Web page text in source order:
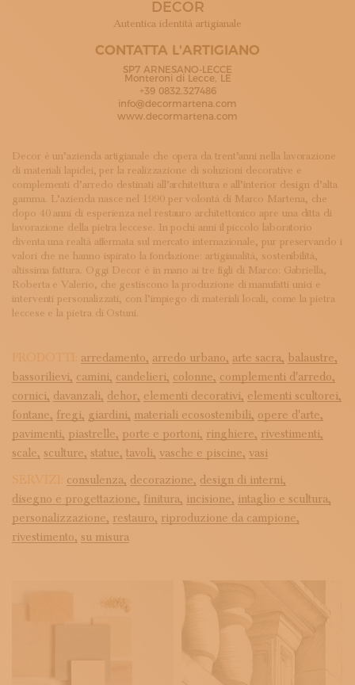
ISCRIVITI ALLA NEWSLETTER
DECOR
Autentica identità artigianale
CONTATTA L'ARTIGIANO
SP7 ARNESANO-LECCE
Monteroni di Lecce, LE
+39 0832.327486
info@decormartena.com
www.decormartena.com
Decor è un’azienda artigianale che opera da trent’anni nella lavorazione
di materiali lapidei, per la realizzazione di soluzioni decorative e
complementi d’arredo destinati all’architettura e all’interior design d’alta
gamma. L’azienda nasce nel 1990 per volontà di Marco Martena, che
dopo 40 anni di esperienza nel restauro architettonico apre una ditta di
lavorazione della pietra leccese. In pochi anni il piccolo laboratorio
diventa una realtà affermata sul mercato internazionale, pur preservando i
valori che ne hanno ispirato la fondazione: artigianalità, sostenibilità,
altissima fattura. Oggi Decor è in mano ai tre figli di Marco: Gabriella,
Roberta e Valerio, che gestiscono la produzione di manufatti unici e
interventi personalizzati, con l’impiego di materiali locali, come la pietra
leccese e la pietra di Ostuni.
PRODOTTI: arredamento, arredo urbano, arte sacra, balaustre,
bassorilievi, camini, candelieri, colonne, complementi d'arredo,
cornici, davanzali, dehor, elementi decorativi, elementi scultorei,
fontane, fregi, giardini, materiali ecosostenibili, opere d'arte,
pavimenti, piastrelle, porte e portoni, ringhiere, rivestimenti,
scale, sculture, statue, tavoli, vasche e piscine, vasi
SERVIZI: consulenza, decorazione, design di interni,
disegno e progettazione, finitura, incisione, intaglio e scultura,
personalizzazione, restauro, riproduzione da campione,
rivestimento, su misura